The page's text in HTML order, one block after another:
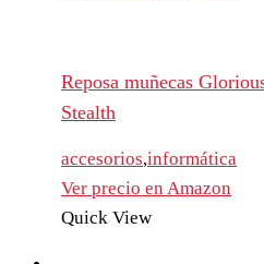
Reposa muñecas
Stealth
accesorios,informática
Ver precio en Amazon
Quick View